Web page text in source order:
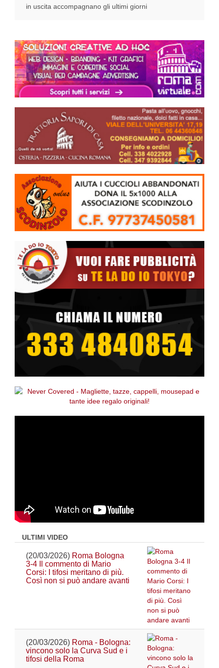
in uscita accompagnano gli ultimi giorni
ULTIMI VIDEO
(20/03/2026) Roma Bologna
3-4 Il commento di Mario
Corsi: I tifosi meritano di più.
Così non si può andare avanti
(20/03/2026) Roma - Bologna:
vincono solo la Curva Sud e i
tifosi della Roma